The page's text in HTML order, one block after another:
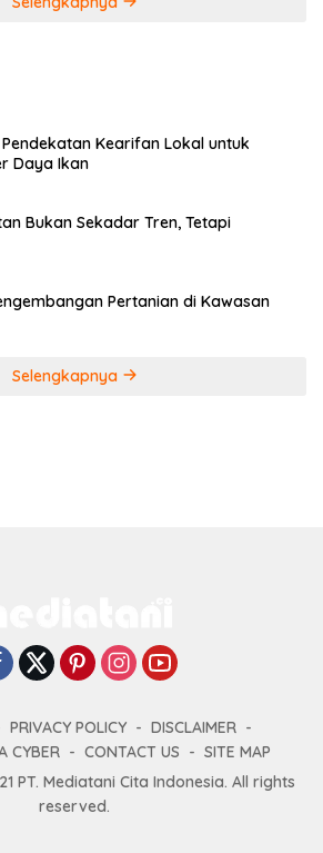
Pendekatan Kearifan Lokal untuk
Daya Ikan
Bukan Sekadar Tren, Tetapi
Pertanian di Kawasan
Selengkapnya
PRIVACY POLICY
DISCLAIMER
CYBER
CONTACT US
SITE MAP
PT. Mediatani Cita Indonesia. All rights
reserved.